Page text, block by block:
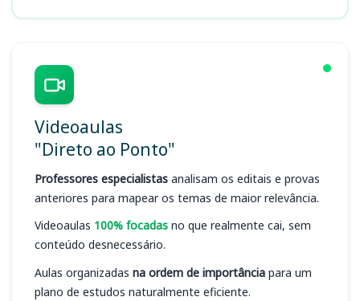
Videoaulas
"Direto ao Ponto"
Professores especialistas analisam os editais e provas
anteriores para mapear os temas de maior relevância.
Videoaulas 100% focadas no que realmente cai, sem
conteúdo desnecessário.
Aulas organizadas na ordem de importância para um
plano de estudos naturalmente eficiente.